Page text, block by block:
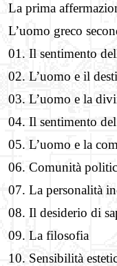
La prima
L’uomo greco
01. Il sentimento
02. L’uomo e il
03. L’uomo e la
04. Il sentimento
05. L’uomo e la
06. Comunità
07. La personalità
08. Il desiderio di
09. La filosofia
10. Sensibilità